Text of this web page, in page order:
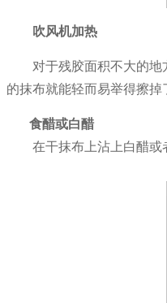
吹风机加热
对于残胶面积不大的
的抹布就能轻而易举得擦掉
食醋或白醋
在干抹布上沾上白醋